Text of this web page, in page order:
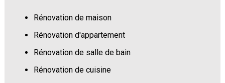
Rénovation de maison
Rénovation d'appartement
Rénovation de salle de bain
Rénovation de cuisine